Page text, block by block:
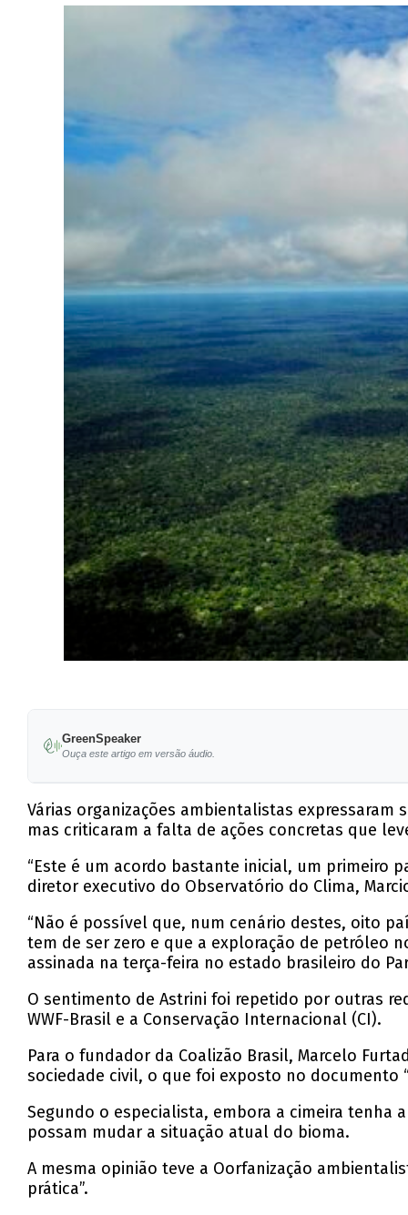
GreenSpeaker
Ouça este artigo em versão áudio.
Várias organizações ambientalistas
mas criticaram a falta de ações concretas que
“Este é um acordo bastante inicial, um primeiro
diretor executivo do Observatório do Clima,
“Não é possível que, num cenário destes, oito
tem de ser zero e que a exploração de petróleo
assinada na terça-feira no estado brasileiro do
O sentimento de Astrini foi repetido por outras
WWF-Brasil e a Conservação Internacional (CI).
Para o fundador da Coalizão Brasil, Marcelo
sociedade civil, o que foi exposto no documento
Segundo o especialista, embora a cimeira tenha
possam mudar a situação atual do bioma.
A mesma opinião teve a Oorfanização
prática”.